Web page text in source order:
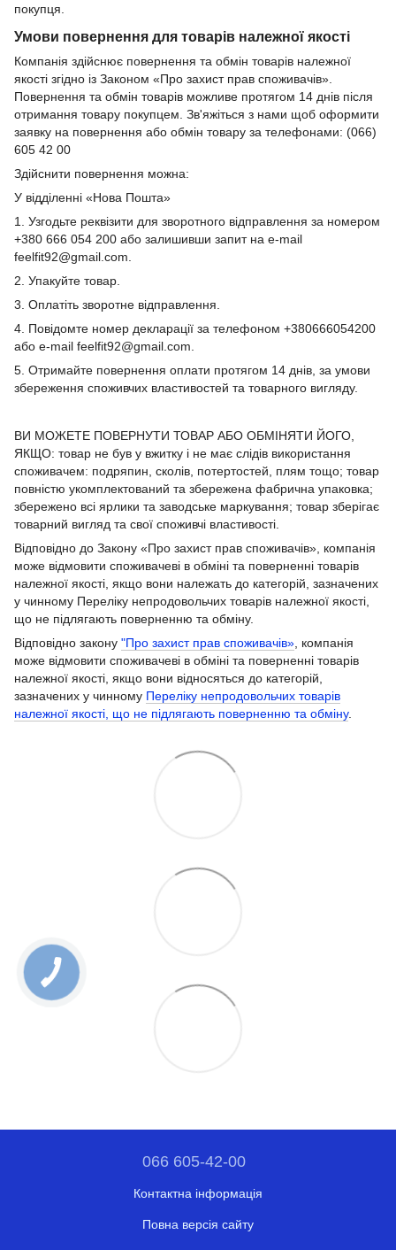
покупця.
Умови повернення для товарів належної якості
Компанія здійснює повернення та обмін товарів належної
якості згідно із Законом «Про захист прав споживачів».
Повернення та обмін товарів можливе протягом 14 днів після
отримання товару покупцем. Зв'яжіться з нами щоб оформити
заявку на повернення або обмін товару за телефонами: (066)
605 42 00
Здійснити повернення можна:
У відділенні «Нова Пошта»
1. Узгодьте реквізити для зворотного відправлення за номером
+380 666 054 200 або залишивши запит на e-mail
feelfit92@gmail.com.
2. Упакуйте товар.
3. Оплатіть зворотне відправлення.
4. Повідомте номер декларації за телефоном +380666054200
або e-mail feelfit92@gmail.com.
5. Отримайте повернення оплати протягом 14 днів, за умови
збереження споживчих властивостей та товарного вигляду.
ВИ МОЖЕТЕ ПОВЕРНУТИ ТОВАР АБО ОБМІНЯТИ ЙОГО,
ЯКЩО: товар не був у вжитку і не має слідів використання
споживачем: подряпин, сколів, потертостей, плям тощо; товар
повністю укомплектований та збережена фабрична упаковка;
збережено всі ярлики та заводське маркування; товар зберігає
товарний вигляд та свої споживчі властивості.
Відповідно до Закону «Про захист прав споживачів», компанія
може відмовити споживачеві в обміні та поверненні товарів
належної якості, якщо вони належать до категорій, зазначених
у чинному Переліку непродовольчих товарів належної якості,
що не підлягають поверненню та обміну.
Відповідно закону "Про захист прав споживачів» , компанія
може відмовити споживачеві в обміні та поверненні товарів
належної якості, якщо вони відносяться до категорій,
зазначених у чинному Переліку непродовольчих товарів
належної якості, що не підлягають поверненню та обміну.
066 605-42-00
Контактна інформація
Повна версія сайту